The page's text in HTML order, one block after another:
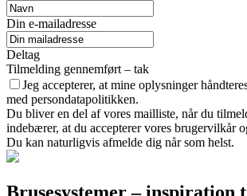
Din e-mailadresse
Deltag
Tilmelding gennemført – tak
Jeg accepterer, at mine oplysninger
med persondatapolitikken.
Du bliver en del af vores mailliste, når du
indebærer, at du accepterer vores brugervilkår
Du kan naturligvis afmelde dig når som helst.